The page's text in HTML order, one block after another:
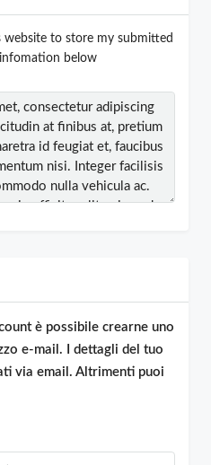
website to store my submitted
below
è possibile crearne uno
e-mail. I dettagli del tuo
via email. Altrimenti puoi